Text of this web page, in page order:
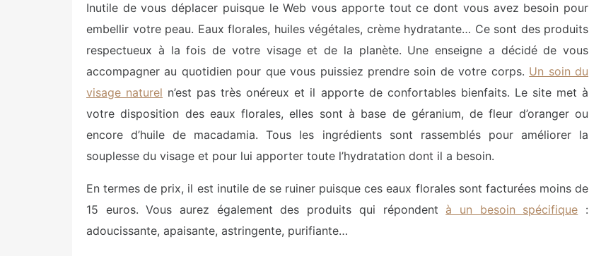
Inutile de vous déplacer puisque le Web vous apporte tout ce dont vous avez besoin pour
embellir votre peau. Eaux florales, huiles végétales, crème hydratante… Ce sont des produits
respectueux à la fois de votre visage et de la planète. Une enseigne a décidé de vous
accompagner au quotidien pour que vous puissiez prendre soin de votre corps. Un soin du
visage naturel n’est pas très onéreux et il apporte de confortables bienfaits. Le site met à
votre disposition des eaux florales, elles sont à base de géranium, de fleur d’oranger ou
encore d’huile de macadamia. Tous les ingrédients sont rassemblés pour améliorer la
souplesse du visage et pour lui apporter toute l’hydratation dont il a besoin.
En termes de prix, il est inutile de se ruiner puisque ces eaux florales sont facturées moins de
15 euros. Vous aurez également des produits qui répondent à un besoin spécifique :
adoucissante, apaisante, astringente, purifiante…